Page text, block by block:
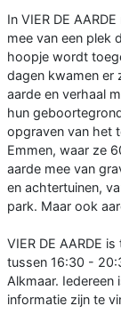
In VIER DE
mee van een plek
hoopje wordt
dagen kwamen er
aarde en verhaal
hun
opgraven van het
Emmen, waar ze
aarde mee van
en achtertuinen,
park. Maar ook
VIER DE AARDE
tussen 16:30 -
Alkmaar.
informatie zijn te